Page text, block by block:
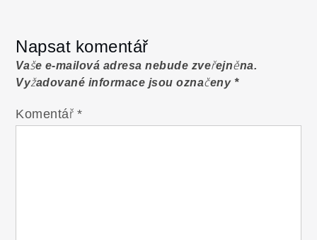
Napsat komentář
Vaše e-mailová adresa nebude zveřejněna.
Vyžadované informace jsou označeny *
Komentář *